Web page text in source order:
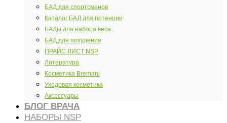
БАД для спортсменов
Каталог БАД для потенции
БАДы для набора веса
БАД для похудения
ПРАЙС ЛИСТ NSP
Литература
Косметика Bremani
Уходовая косметика
Аксессуары
БЛОГ ВРАЧА
НАБОРЫ NSP